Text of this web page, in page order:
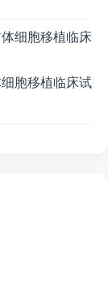
胞移植临床试